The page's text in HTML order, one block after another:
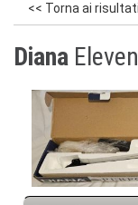
<< Torna ai risultati
Diana Eleven